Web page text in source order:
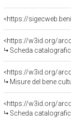
<https://w3id.org/
Scheda
<https://w3id.org/
Misure del bene
<https://w3id.org/
Scheda